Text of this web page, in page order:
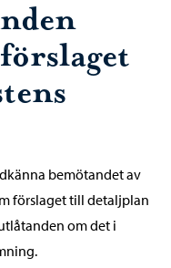
bemötandet av
förslaget till detaljplan
om det i